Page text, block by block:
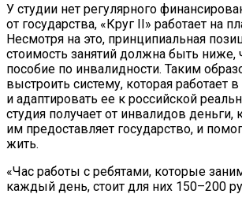
У студии нет регулярного
от государства, «Круг II» работает на
Несмотря на это, принципиальная
стоимость занятий должна быть
пособие по инвалидности. Таким
выстроить систему, которая работает
и адаптировать ее к российской
студия получает от инвалидов деньги,
им предоставляет государство, и
жить.
«Час работы с ребятами, которые
каждый день, стоит для них 150–200